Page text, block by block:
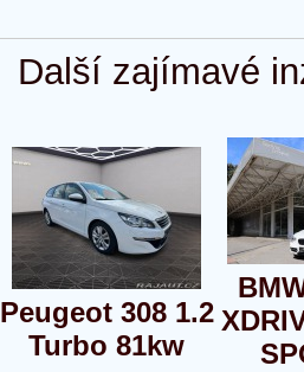
Další zajímavé
Peugeot 308 1.2
Turbo 81kw